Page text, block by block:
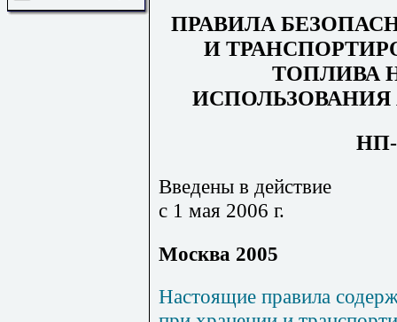
ПРАВИЛА
И
ТОПЛИВА
НП-
Введены в действие
с 1 мая 2006 г.
Москва 2005
Настоящие правила